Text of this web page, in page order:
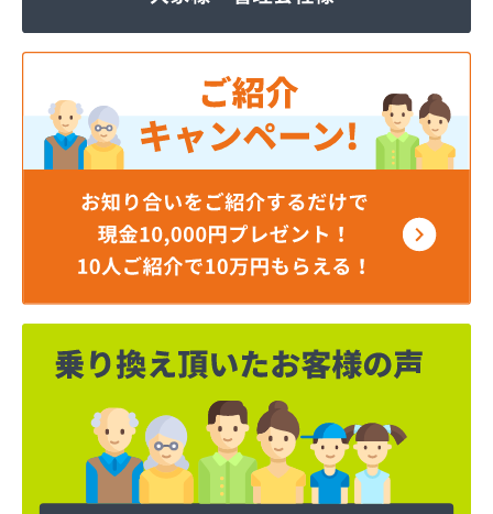
ミライフ東日本株式会社 仙台支店 石巻基地
ミライフ東日本株式会社 仙台支店 仙台基地
ロジトライ東北株式会社 仙台事業所
ワタヒョウ株式会社
ワタヒョウ株式会社エネルギーセンター
阿部栄商店
伊藤忠エネクスホームライフ東北株式会社
井ゲ田電器店
塩釜ガス株式会社
岡田燃料店
岡本商店
柿沼米穀店
株式会社アイザワ
株式会社アストモスガスセンター東北
株式会社アベキ
株式会社アベキ 塩釜営業所
株式会社アベキ 女川・石巻営業所